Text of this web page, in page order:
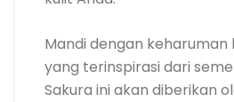
Mandi dengan
yang terinspirasi dari
Sakura ini akan diberikan